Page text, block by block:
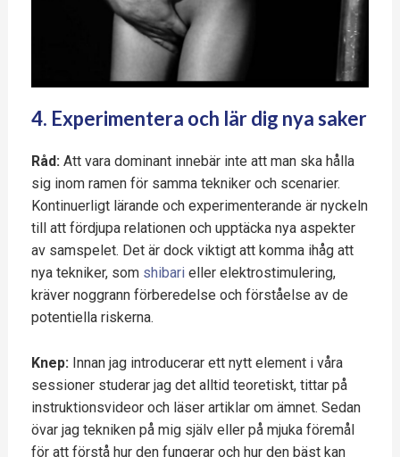
4. Experimentera och lär dig nya saker
Råd:Att vara dominant innebär inte att man ska hålla
sig inom ramen för samma tekniker och scenarier.
Kontinuerligt lärande och experimenterande är nyckeln
till att fördjupa relationen och upptäcka nya aspekter
av samspelet. Det är dock viktigt att komma ihåg att
nya tekniker, som shibarieller elektrostimulering,
kräver noggrann förberedelse och förståelse av de
potentiella riskerna.
Knep: Innan jag introducerar ett nytt element i våra
sessioner studerar jag det alltid teoretiskt, tittar på
instruktionsvideor och läser artiklar om ämnet. Sedan
övar jag tekniken på mig själv eller på mjuka föremål
för att förstå hur den fungerar och hur den bäst kan